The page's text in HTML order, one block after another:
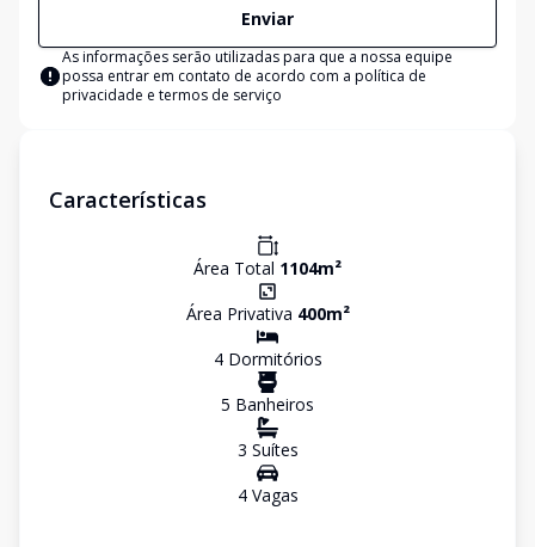
Enviar
As informações serão utilizadas para que a nossa equipe
possa entrar em contato de acordo com a política de
privacidade e termos de serviço
Características
Área Total 1104m²
Área Privativa 400m²
4Dormitórios
5 Banheiros
3 Suítes
4Vagas